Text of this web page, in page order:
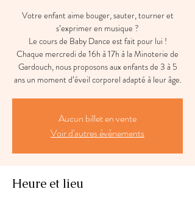
Votre enfant aime bouger, sauter, tourner et
s’exprimer en musique ?
Le cours de Baby Dance est fait pour lui !
Chaque mercredi de 16h à 17h à la Minoterie de
Gardouch, nous proposons aux enfants de 3 à 5
ans un moment d’éveil corporel adapté à leur âge.
Aucun billet en vente
Voir d'autres événements
Heure et lieu